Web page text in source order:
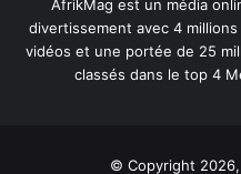
AfrikMag est un média
divertissement avec 4
vidéos et une portée de 25
classés dans le top 4
© Copyright